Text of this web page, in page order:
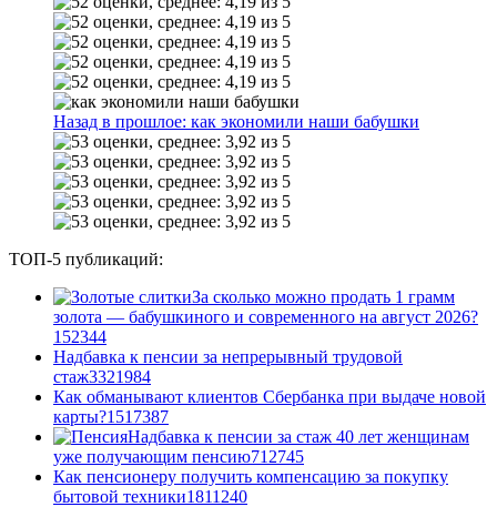
Назад в прошлое: как экономили наши бабушки
ТОП-5 публикаций:
За сколько можно продать 1 грамм
золота — бабушкиного и современного на август 2026?
1 52344
Надбавка к пенсии за непрерывный трудовой
стаж3321984
Как обманывают клиентов Сбербанка при выдаче новой
карты?1517387
Надбавка к пенсии за стаж 40 лет женщинам
уже получающим пенсию712745
Как пенсионеру получить компенсацию за покупку
бытовой техники1811240